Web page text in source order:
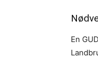
En